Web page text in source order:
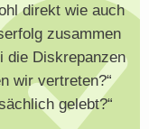
direkt wie auch
zusammen
die Diskrepanzen
wir vertreten?“
gelebt?“